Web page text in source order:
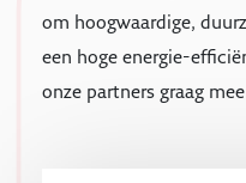
om hoogwaardige,
een hoge energie-
onze partners graag